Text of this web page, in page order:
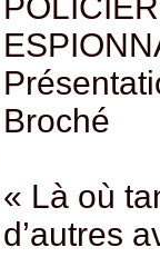
Broché
« Là où
d’autres